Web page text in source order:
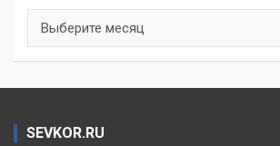
SEVKOR.RU